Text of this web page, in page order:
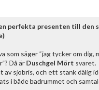
perfekta presenten till den
som säger “jag tycker om dig,
Då är Duschgel Mört svaret.
av sjöbris, och ett stänk dålig
i både badrummet och